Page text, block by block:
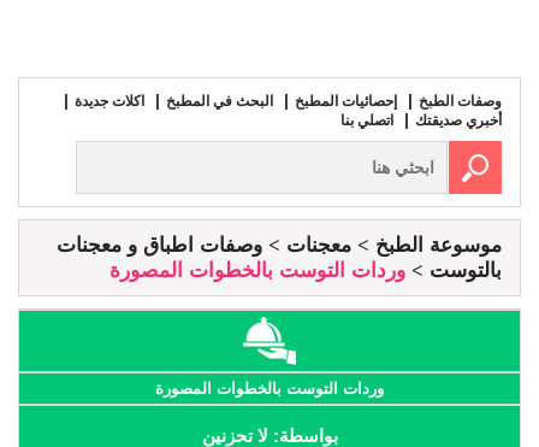
وصفات الطبخ إحصائيات المطبخ البحث في المطبخ
اكلات جديدة
أخبري صديقتك
اتصلي بنا
موسوعة الطبخ معجنات
وصفات اطباق و معجنات
بالتوست
وردات التوست بالخطوات المصورة
وردات التوست بالخطوات المصورة
بواسطة: لا تحزنين